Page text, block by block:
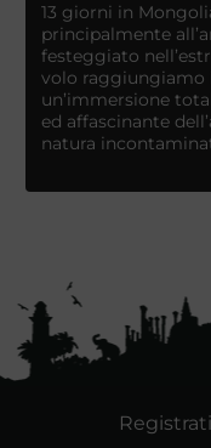
13 giorni in
principalmente
festeggiato
volo raggiungiamo
un’immersione
ed affascinante
natura